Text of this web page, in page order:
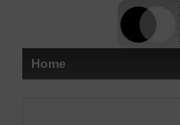
Home